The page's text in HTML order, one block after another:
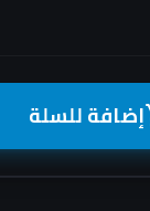
إضافة للسلة